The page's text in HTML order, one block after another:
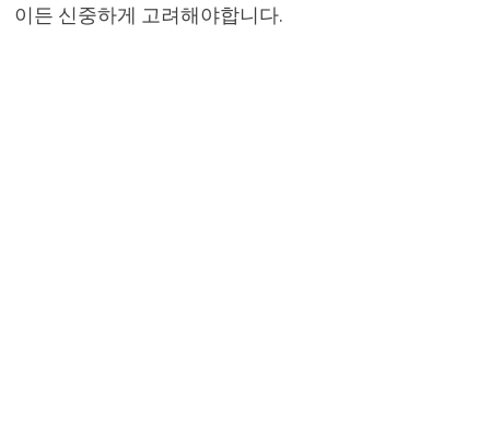
이든 신중하게 고려해야합니다.